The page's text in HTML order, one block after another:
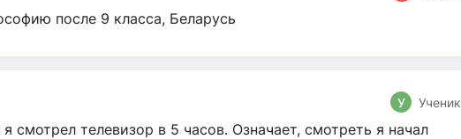
после 9 класса, Беларусь
У Ученик
смотрел телевизор в 5 часов. Означает, смотреть я начал